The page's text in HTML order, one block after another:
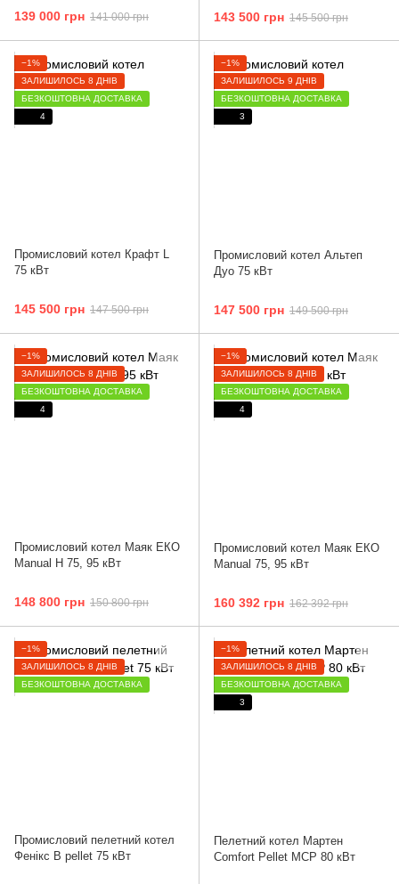
139 000 грн 141 000 грн 143 500 грн 145 500 грн
−1%
ЗАЛИШИЛОСЬ 8 ДНІВ
БЕЗКОШТОВНА ДОСТАВКА
4
Промисловий котел Крафт L
75 кВт
145 500 грн 147 500 грн
−1%
ЗАЛИШИЛОСЬ 9 ДНІВ
БЕЗКОШТОВНА ДОСТАВКА
3
Промисловий котел Альтеп
Дуо 75 кВт
147 500 грн 149 500 грн
−1%
ЗАЛИШИЛОСЬ 8 ДНІВ
БЕЗКОШТОВНА ДОСТАВКА
4
Промисловий котел Маяк ЕКО
Manual H 75, 95 кВт
148 800 грн 150 800 грн
−1%
ЗАЛИШИЛОСЬ 8 ДНІВ
БЕЗКОШТОВНА ДОСТАВКА
4
Промисловий котел Маяк ЕКО
Manual 75, 95 кВт
160 392 грн 162 392 грн
−1%
ЗАЛИШИЛОСЬ 8 ДНІВ
БЕЗКОШТОВНА ДОСТАВКА
Промисловий пелетний котел
Фенікс B pellet 75 кВт
−1%
ЗАЛИШИЛОСЬ 8 ДНІВ
БЕЗКОШТОВНА ДОСТАВКА
3
Пелетний котел Мартен
Comfort Pellet MCP 80 кВт